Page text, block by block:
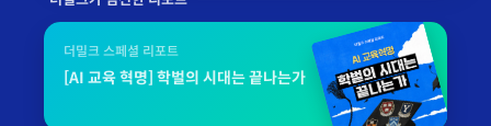
더밀크 스페셜 리포트
[AI 교육 혁명] 학벌의 시대는 끝나는가